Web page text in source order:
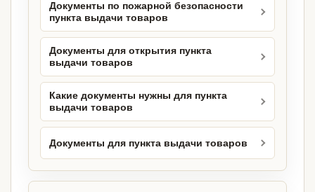
Документы по пожарной безопасности
пункта выдачи товаров
Документы для открытия пункта
выдачи товаров
Какие документы нужны для пункта
выдачи товаров
Документы для пункта выдачи товаров